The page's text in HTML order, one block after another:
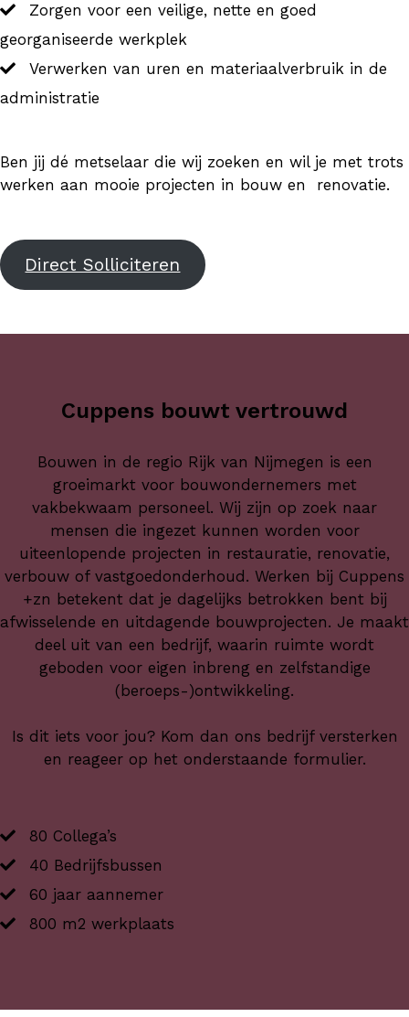
Zorgen voor een veilige, nette en goed
georganiseerde werkplek
Verwerken van uren en materiaalverbruik in de
administratie
Ben jij dé metselaar die wij zoeken en wil je met trots
werken aan mooie projecten in bouw en renovatie.
Direct Solliciteren
Cuppens bouwt vertrouwd
Bouwen in de regio Rijk van Nijmegen is een
groeimarkt voor bouwondernemers met
vakbekwaam personeel. Wij zijn op zoek naar
mensen die ingezet kunnen worden voor
uiteenlopende projecten in restauratie, renovatie,
verbouw of vastgoedonderhoud. Werken bij Cuppens
+zn betekent dat je dagelijks betrokken bent bij
afwisselende en uitdagende bouwprojecten. Je maakt
deel uit van een bedrijf, waarin ruimte wordt
geboden voor eigen inbreng en zelfstandige
(beroeps-)ontwikkeling.
Is dit iets voor jou? Kom dan ons bedrijf versterken
en reageer op het onderstaande formulier.
80 Collega’s
40 Bedrijfsbussen
60 jaar aannemer
800 m2 werkplaats